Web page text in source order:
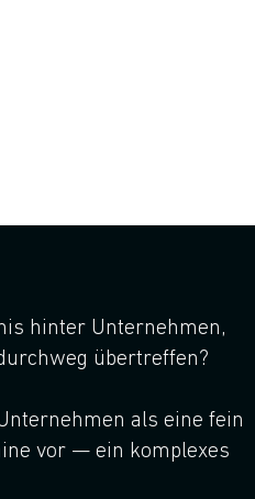
hinter Unternehmen,
übertreffen?
als eine fein
vor — ein komplexes